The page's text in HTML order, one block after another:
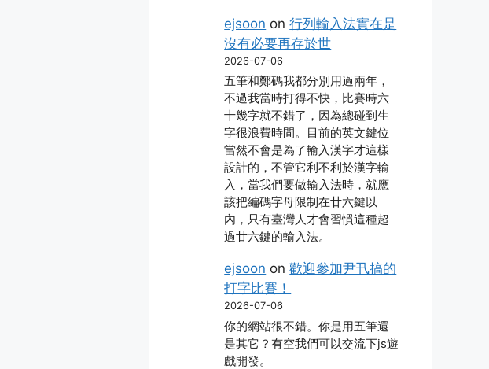
ejsoon on行列輸入法實在是
沒有必要再存於世
2026-07-06
五筆和鄭碼我都分別用過兩年，
不過我當時打得不快，比賽時六
十幾字就不錯了，因為總碰到生
字很浪費時間。目前的英文鍵位
當然不會是為了輸入漢字才這樣
設計的，不管它利不利於漢字輸
入，當我們要做輸入法時，就應
該把編碼字母限制在廿六鍵以
內，只有臺灣人才會習慣這種超
過廿六鍵的輸入法。
ejsoon on歡迎參加尹卂搞的
打字比賽！
2026-07-06
你的網站很不錯。你是用五筆還
是其它？有空我們可以交流下js遊
戲開發。